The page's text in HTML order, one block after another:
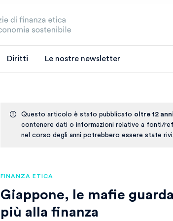
Diritti Le nostre newsletter
Questo articolo è stato pubblicato oltre 12
contenere dati o informazioni relative a fonti/
nel corso degli anni potrebbero essere state
FINANZA ETICA
Giappone, le mafie
più alla finanza